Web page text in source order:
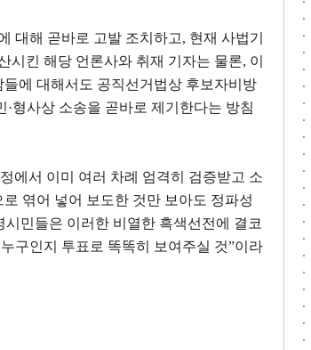
대해 곧바로 고발 조치하고, 현재 사법기
시킨 해당 언론사와 취재 기자는 물론, 이
에 대해서도 공직선거법상 후보자비방
·형사상 소송을 곧바로 제기한다는 방침
에서 이미 여러 차례 엄격히 검증받고 소
엮어 넣어 보도한 것만 보아도 정파성
시민들은 이러한 비열한 흑색선전에 결코
구인지 투표로 똑똑히 보여주실 것”이라